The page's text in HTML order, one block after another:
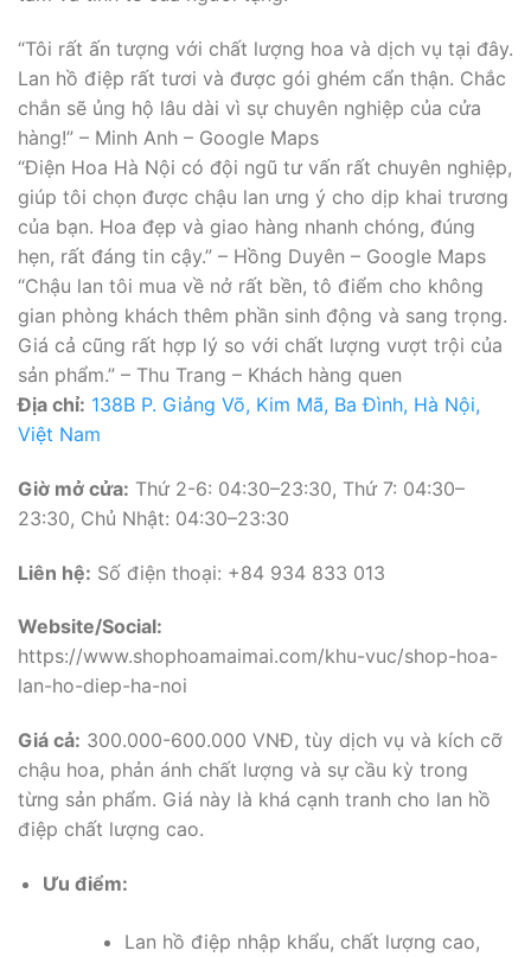
“Tôi rất ấn tượng với chất lượng hoa và dịch vụ tại đây.
Lan hồ điệp rất tươi và được gói ghém cẩn thận. Chắc
chắn sẽ ủng hộ lâu dài vì sự chuyên nghiệp của cửa
hàng!” – Minh Anh – Google Maps
“Điện Hoa Hà Nội có đội ngũ tư vấn rất chuyên nghiệp,
giúp tôi chọn được chậu lan ưng ý cho dịp khai trương
của bạn. Hoa đẹp và giao hàng nhanh chóng, đúng
hẹn, rất đáng tin cậy.” – Hồng Duyên – Google Maps
“Chậu lan tôi mua về nở rất bền, tô điểm cho không
gian phòng khách thêm phần sinh động và sang trọng.
Giá cả cũng rất hợp lý so với chất lượng vượt trội của
sản phẩm.” – Thu Trang – Khách hàng quen
Địa chỉ: 138B P. Giảng Võ, Kim Mã, Ba Đình, Hà Nội,
Việt Nam
Giờ mở cửa: Thứ 2-6: 04:30–23:30, Thứ 7: 04:30–
23:30, Chủ Nhật: 04:30–23:30
Liên hệ: Số điện thoại: +84 934 833 013
Website/Social:
https://www.shophoamaimai.com/khu-vuc/shop-hoa-
lan-ho-diep-ha-noi
Giá cả: 300.000-600.000 VNĐ, tùy dịch vụ và kích cỡ
chậu hoa, phản ánh chất lượng và sự cầu kỳ trong
từng sản phẩm. Giá này là khá cạnh tranh cho lan hồ
điệp chất lượng cao.
Ưu điểm:
Lan hồ điệp nhập khẩu, chất lượng cao,